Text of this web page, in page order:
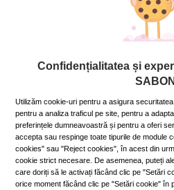
Iubim vara și nu întâmplător
când este cald, se întunecă
unei cantități mai crescute de
Prin urmare, este demonstrat
binedispuși, ne trezim cu un
optimiști. Unul dintre secrete este,
De aceea, când avem norocul
profita la maximum de ultimele
frigul să ne strice buna dispoziție.
Confidențialitatea și
SABON
Utilizăm cookie-uri pentru a asigura
pentru a analiza traficul pe site, pentru a
preferințele dumneavoastră și pentru a oferi
accepta sau respinge toate tipurile de module
cookies" sau "Reject cookies", în acest din
cookie strict necesare. De asemenea, puteți
care doriți să le activați făcând clic pe "Setări
orice moment făcând clic pe "Setări cookie" în